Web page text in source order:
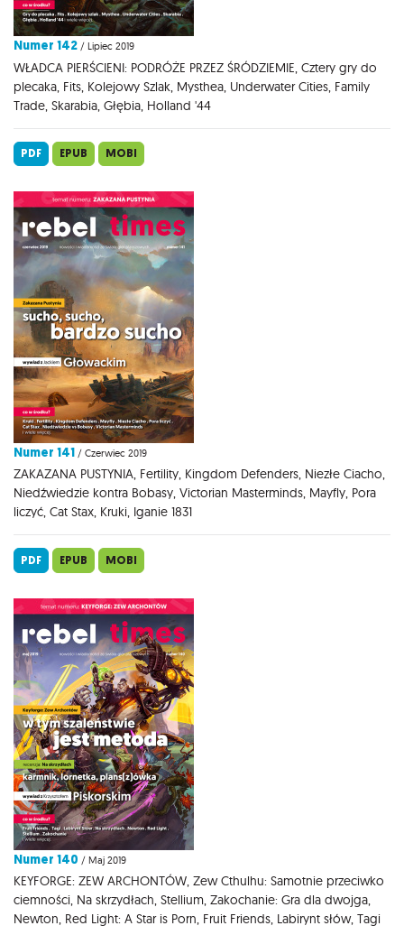
Numer 142 / Lipiec 2019
WŁADCA PIERŚCIENI: PODRÓŻE PRZEZ ŚRÓDZIEMIE, Cztery gry do
plecaka, Fits, Kolejowy Szlak, Mysthea, Underwater Cities, Family
Trade, Skarabia, Głębia, Holland '44
PDF EPUB MOBI
Numer 141 / Czerwiec 2019
ZAKAZANA PUSTYNIA, Fertility, Kingdom Defenders, Niezłe Ciacho,
Niedźwiedzie kontra Bobasy, Victorian Masterminds, Mayfly, Pora
liczyć, Cat Stax, Kruki, Iganie 1831
PDF EPUB MOBI
Numer 140 / Maj 2019
KEYFORGE: ZEW ARCHONTÓW, Zew Cthulhu: Samotnie przeciwko
ciemności, Na skrzydłach, Stellium, Zakochanie: Gra dla dwojga,
Newton, Red Light: A Star is Porn, Fruit Friends, Labirynt słów, Tagi